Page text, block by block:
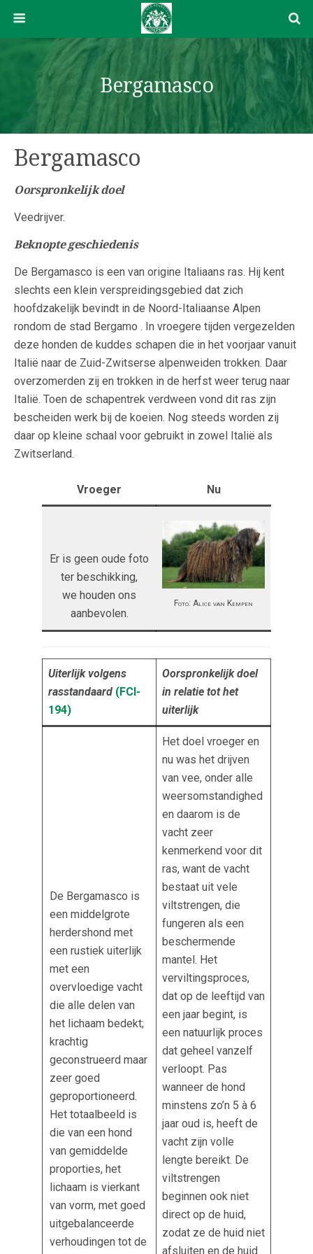
Bergamasco
Bergamasco
Oorspronkelijk doel
Veedrijver.
Beknopte geschiedenis
De Bergamasco is een van origine Italiaans ras. Hij kent
slechts een klein verspreidingsgebied dat zich
hoofdzakelijk bevindt in de Noord-Italiaanse Alpen
rondom de stad Bergamo . In vroegere tijden vergezelden
deze honden de kuddes schapen die in het voorjaar vanuit
Italië naar de Zuid-Zwitserse alpenweiden trokken. Daar
overzomerden zij en trokken in de herfst weer terug naar
Italië. Toen de schapentrek verdween vond dit ras zijn
bescheiden werk bij de koeien. Nog steeds worden zij
daar op kleine schaal voor gebruikt in zowel Italië als
Zwitserland.
Vroeger Nu
Er is geen oude foto
ter beschikking,
we houden ons
aanbevolen.
Foto: Alice van Kempen
Uiterlijk volgens
rasstandaard (FCI-
194)
Oorspronkelijk doel
in relatie tot het
uiterlijk
De Bergamasco is
een middelgrote
herdershond met
een rustiek uiterlijk
met een
overvloedige vacht
die alle delen van
het lichaam bedekt;
krachtig
geconstrueerd maar
zeer goed
geproportioneerd.
Het totaalbeeld is
die van een hond
van gemiddelde
proporties, het
lichaam is vierkant
van vorm, met goed
uitgebalanceerde
verhoudingen tot de
Het doel vroeger en
nu was het drijven
van vee, onder alle
weersomstandighed
en daarom is de
vacht zeer
kenmerkend voor dit
ras, want de vacht
bestaat uit vele
viltstrengen, die
fungeren als een
beschermende
mantel. Het
verviltingsproces,
dat op de leeftijd van
een jaar begint, is
een natuurlijk proces
dat geheel vanzelf
verloopt. Pas
wanneer de hond
minstens zo’n 5 à 6
jaar oud is, heeft de
vacht zijn volle
lengte bereikt. De
viltstrengen
beginnen ook niet
direct op de huid,
zodat ze de huid niet
afsluiten en de huid